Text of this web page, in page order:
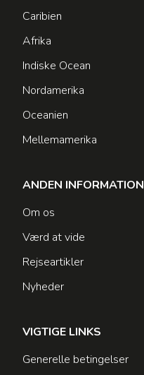
Caribien
Afrika
Indiske Ocean
Nordamerika
Oceanien
Mellemamerika
ANDEN INFORMATION
Om os
Værd at vide
Rejseartikler
Nyheder
VIGTIGE LINKS
Generelle betingelser